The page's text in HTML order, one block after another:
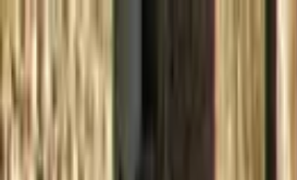
Cercare per città